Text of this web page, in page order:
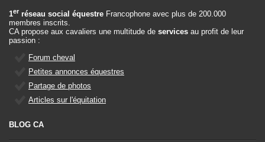
1er réseau social équestre Francophone avec plus de 200.000
membres inscrits.
CA propose aux cavaliers une multitude de services au profit de leur
passion :
Forum cheval
Petites annonces équestres
Partage de photos
Articles sur l'équitation
BLOG CA